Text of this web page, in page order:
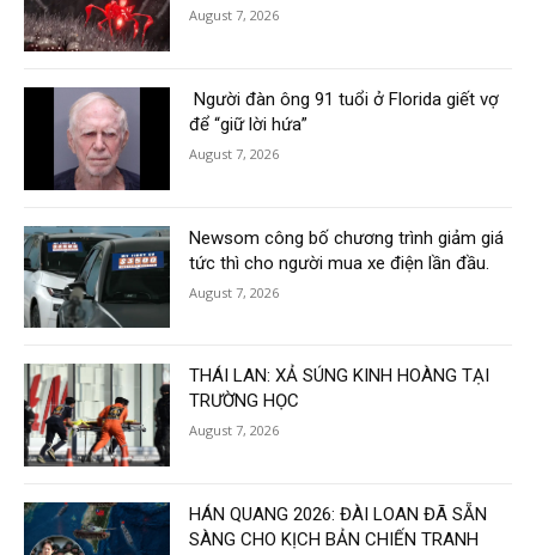
August 7, 2026
Người đàn ông 91 tuổi ở Florida giết vợ
để “giữ lời hứa”
August 7, 2026
Newsom công bố chương trình giảm giá
tức thì cho người mua xe điện lần đầu.
August 7, 2026
THÁI LAN: XẢ SÚNG KINH HOÀNG TẠI
TRƯỜNG HỌC
August 7, 2026
HÁN QUANG 2026: ĐÀI LOAN ĐÃ SẴN
SÀNG CHO KỊCH BẢN CHIẾN TRANH